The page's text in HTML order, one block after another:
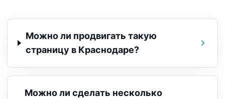
Можно ли продвигать такую
страницу в Краснодаре?
Можно ли сделать несколько